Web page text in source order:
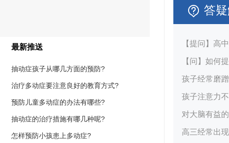
最新推送
抽动症孩子从哪几方面的预防?
治疗多动症要注意良好的教育方式?
预防儿童多动症的办法有哪些?
抽动症的治疗措施有哪几种呢?
怎样预防小孩患上多动症?
答
【提问】高
【问】如何
孩子经常磨
孩子注意力
对大脑有益
高三经常出